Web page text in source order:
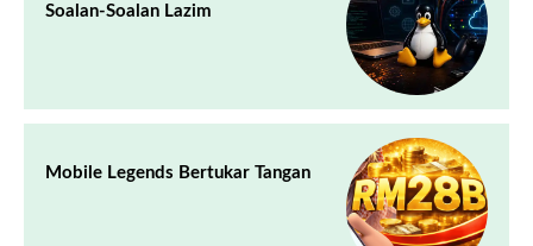
Soalan-Soalan Lazim
Mobile Legends Bertukar Tangan